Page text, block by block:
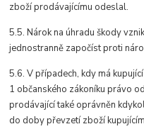
zboží prodávajícímu odeslal.
5.5. Nárok na úhradu škody
jednostranně započíst proti
5.6. V případech, kdy má
1 občanského zákoníku právo
prodávající také oprávněn
do doby převzetí zboží